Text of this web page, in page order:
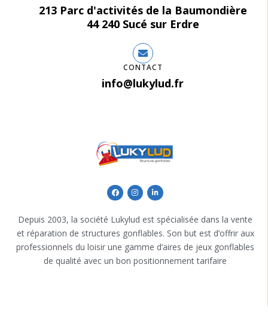
213 Parc d'activités de la Baumondière
44 240 Sucé sur Erdre
CONTACT
info@lukylud.fr
Depuis 2003, la société Lukylud est spécialisée dans la vente
et réparation de structures gonflables. Son but est d’offrir aux
professionnels du loisir une gamme d’aires de jeux gonflables
de qualité avec un bon positionnement tarifaire